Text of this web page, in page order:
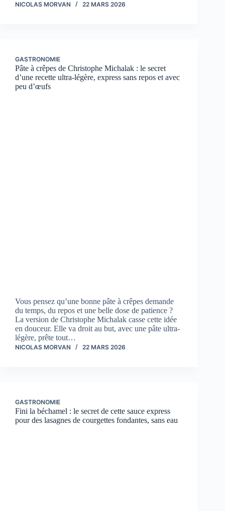
NICOLAS MORVAN 22 MARS 2026
GASTRONOMIE
Pâte à crêpes de Christophe Michalak : le secret
d’une recette ultra-légère, express sans repos et avec
peu d’œufs
Vous pensez qu’une bonne pâte à crêpes demande
du temps, du repos et une belle dose de patience ?
La version de Christophe Michalak casse cette idée
en douceur. Elle va droit au but, avec une pâte ultra-
légère, prête tout…
NICOLAS MORVAN 22 MARS 2026
GASTRONOMIE
Fini la béchamel : le secret de cette sauce express
pour des lasagnes de courgettes fondantes, sans eau